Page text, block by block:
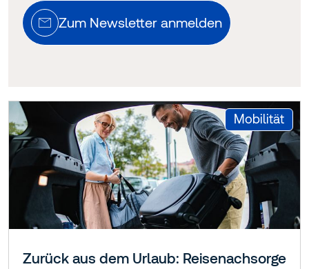
Zum Newsletter anmelden
Mobilität:
Zurück aus dem Urlaub: Reisenachsorge